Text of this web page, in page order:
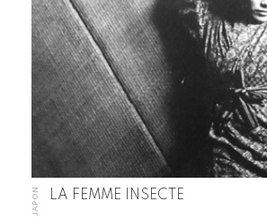
JAPON LA FEMME INSECTE